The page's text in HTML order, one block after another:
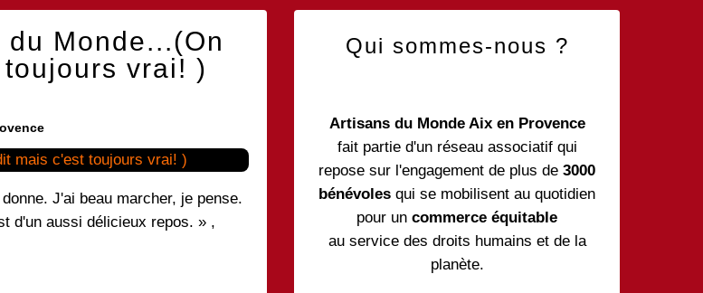
Monde...(On
vrai! )
J'ai beau marcher, je pense.
d'un aussi délicieux repos. » ,
Qui sommes-nous ?
Artisans du Monde Aix en Provence
fait partie d'un réseau associatif qui
repose sur l'engagement de plus de 3000
bénévoles qui se mobilisent au quotidien
pour un commerce équitable
au service des droits humains et de la
planète.